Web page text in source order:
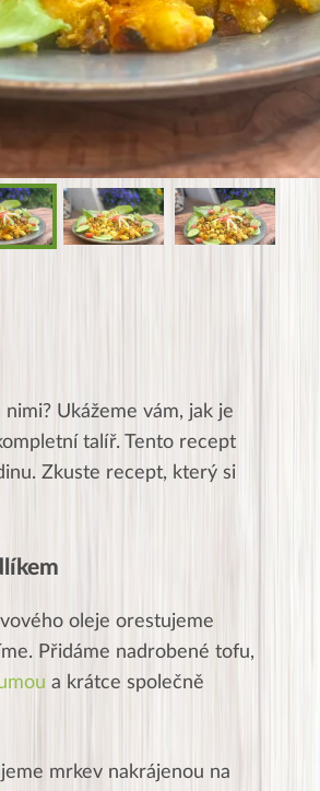
Ukážeme vám, jak je
talíř. Tento recept
Zkuste recept, který si
oleje orestujeme
Přidáme nadrobené tofu,
a krátce společně
mrkev nakrájenou na